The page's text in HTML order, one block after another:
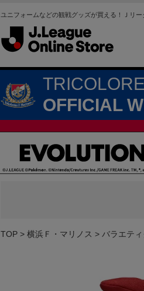
ユニフォームなどの観戦グッズが買える！Ｊリ
OFFICIAL
TOP 横浜Ｆ・マリノス バラエテ